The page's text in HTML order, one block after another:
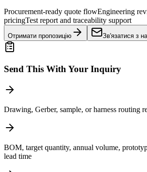
Procurement-ready quote flowEngineering
pricingTest report and traceability support
Отримати пропозицію Зв'язатися з
Send This With Your Inquiry
Drawing, Gerber, sample, or harness routing
BOM, target quantity, annual volume,
lead time